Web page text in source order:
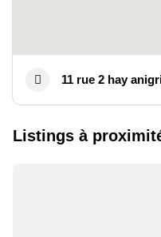
11 rue 2 hay
Listings à